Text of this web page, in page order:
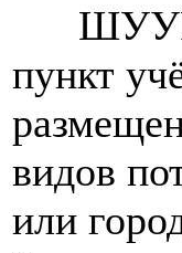
ШУУРГ
пункт
видов
или